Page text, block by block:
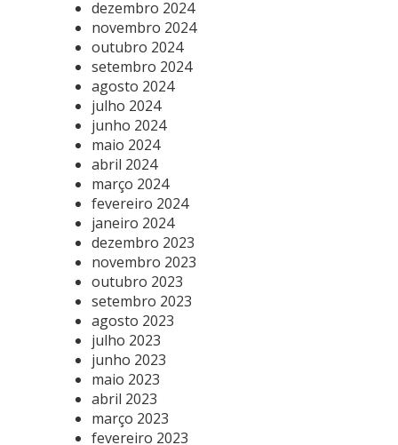
dezembro 2024
novembro 2024
outubro 2024
setembro 2024
agosto 2024
julho 2024
junho 2024
maio 2024
abril 2024
março 2024
fevereiro 2024
janeiro 2024
dezembro 2023
novembro 2023
outubro 2023
setembro 2023
agosto 2023
julho 2023
junho 2023
maio 2023
abril 2023
março 2023
fevereiro 2023